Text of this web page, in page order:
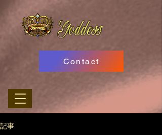
Goddess
Contact
記事